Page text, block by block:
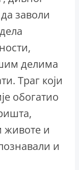
заволи
делима
Траг који
обогатио
животе и
и